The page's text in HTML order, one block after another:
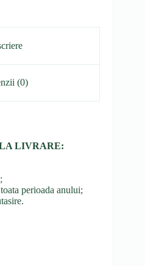
(0)
LIVRARE:
toata perioada anului;